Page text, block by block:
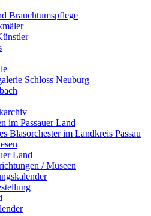
Brauchtumspflege
Schloss Neuburg
im Passauer Land
Blasorchester im Landkreis Passau
Land
/ Museen